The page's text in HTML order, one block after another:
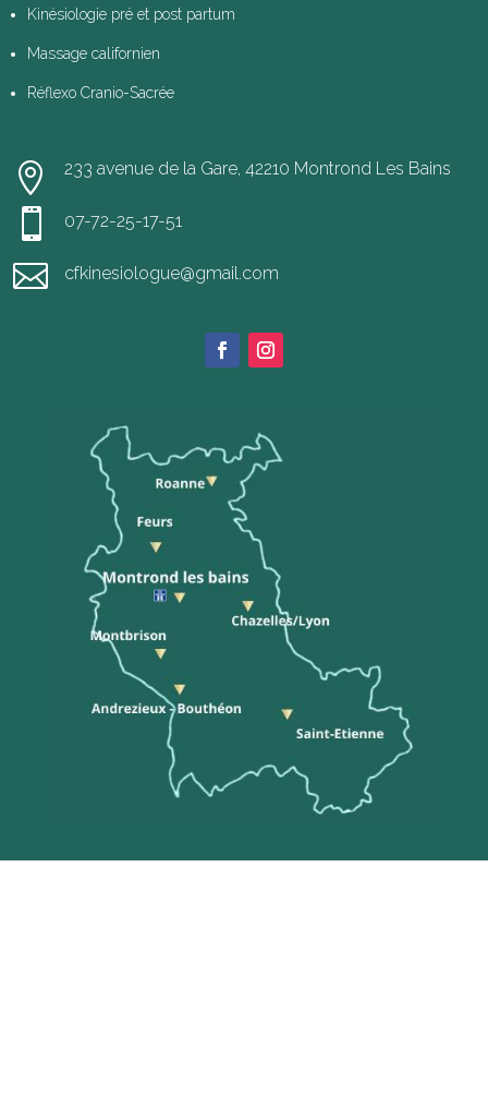
Kinésiologie pré et post partum
Massage californien
Réflexo Cranio-Sacrée
 233 avenue de la Gare, 42210 Montrond Les Bains
 07-72-25-17-51
 cfkinesiologue@gmail.com